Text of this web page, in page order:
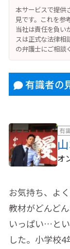
本サービスで提供
見です。これを参
当社は責任を負い
スは正式な法律相
の弁護士にご相談
有識者の
有
オ
お気持ち、よ
教材がどんど
いっぱい…と
した。小学校